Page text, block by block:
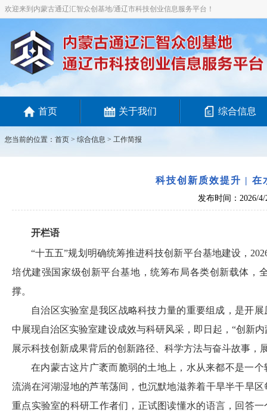
欢迎来到内蒙古通辽汇智众创基地/通辽市科技创业信息服务平台！
首页 关于我们 综合信息
您当前的位置： 首页 > 综合信息 > 工作简报
科技创新质效提升 | 在
发布时间：2026/
开栏语
“十五五”规划明确统筹推进科技创新平台基地建设，
培优建强国家级创新平台基地，统筹布局各类创新载体，
撑。
自治区实验室是我区战略科技力量的重要组成，是开
中展现自治区实验室建设成效与科研风采，即日起，“创新
展示科技创新成果背后的创新路径、科学方法与奋斗故事，
在内蒙古这片广袤而脆弱的土地上，水从来都不是一
流淌在河湖湿地的芦苇荡间，也沉默地滋养着干旱半干旱
重点实验室的科研工作者们，正试图读懂水的语言，回答